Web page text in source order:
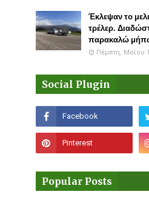
Έκλεψαν το
τρέλερ.
παρακαλώ
Πέμπτη, Μαΐου
Social Plugin
Popular Posts